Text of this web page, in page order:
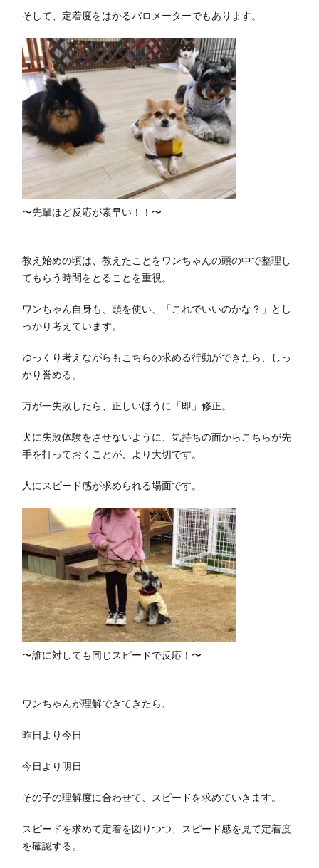
そして、定着度をはかるバロメーターでもあります。
〜先輩ほど反応が素早い！！〜
教え始めの頃は、教えたことをワンちゃんの頭の中で整理し
てもらう時間をとることを重視。
ワンちゃん自身も、頭を使い、「これでいいのかな？」とし
っかり考えています。
ゆっくり考えながらもこちらの求める行動ができたら、しっ
かり誉める。
万が一失敗したら、正しいほうに「即」修正。
犬に失敗体験をさせないように、気持ちの面からこちらが先
手を打っておくことが、より大切です。
人にスピード感が求められる場面です。
〜誰に対しても同じスピードで反応！〜
ワンちゃんが理解できてきたら、
昨日より今日
今日より明日
その子の理解度に合わせて、スピードを求めていきます。
スピードを求めて定着を図りつつ、スピード感を見て定着度
を確認する。